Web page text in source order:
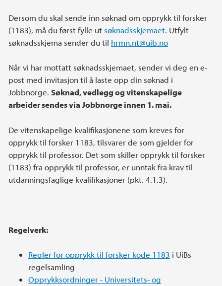
Dersom du skal sende inn søknad om opprykk til forsker
(1183), må du først fylle ut søknadsskjemaet. Utfylt
søknadsskjema sender du til hrmn.nt@uib.no
Når vi har mottatt søknadsskjemaet, sender vi deg en e-
post med invitasjon til å laste opp din søknad i
Jobbnorge. Søknad, vedlegg og vitenskapelige
arbeider sendes via Jobbnorge innen 1. mai.
De vitenskapelige kvalifikasjonene som kreves for
opprykk til forsker 1183, tilsvarer de som gjelder for
opprykk til professor. Det som skiller opprykk til forsker
(1183) fra opprykk til professor, er unntak fra krav til
utdanningsfaglige kvalifikasjoner (pkt. 4.1.3).
Regelverk:
Regler for opprykk til forsker kode 1183 i UiBs
regelsamling
Opprykksordninger - Universitets- og